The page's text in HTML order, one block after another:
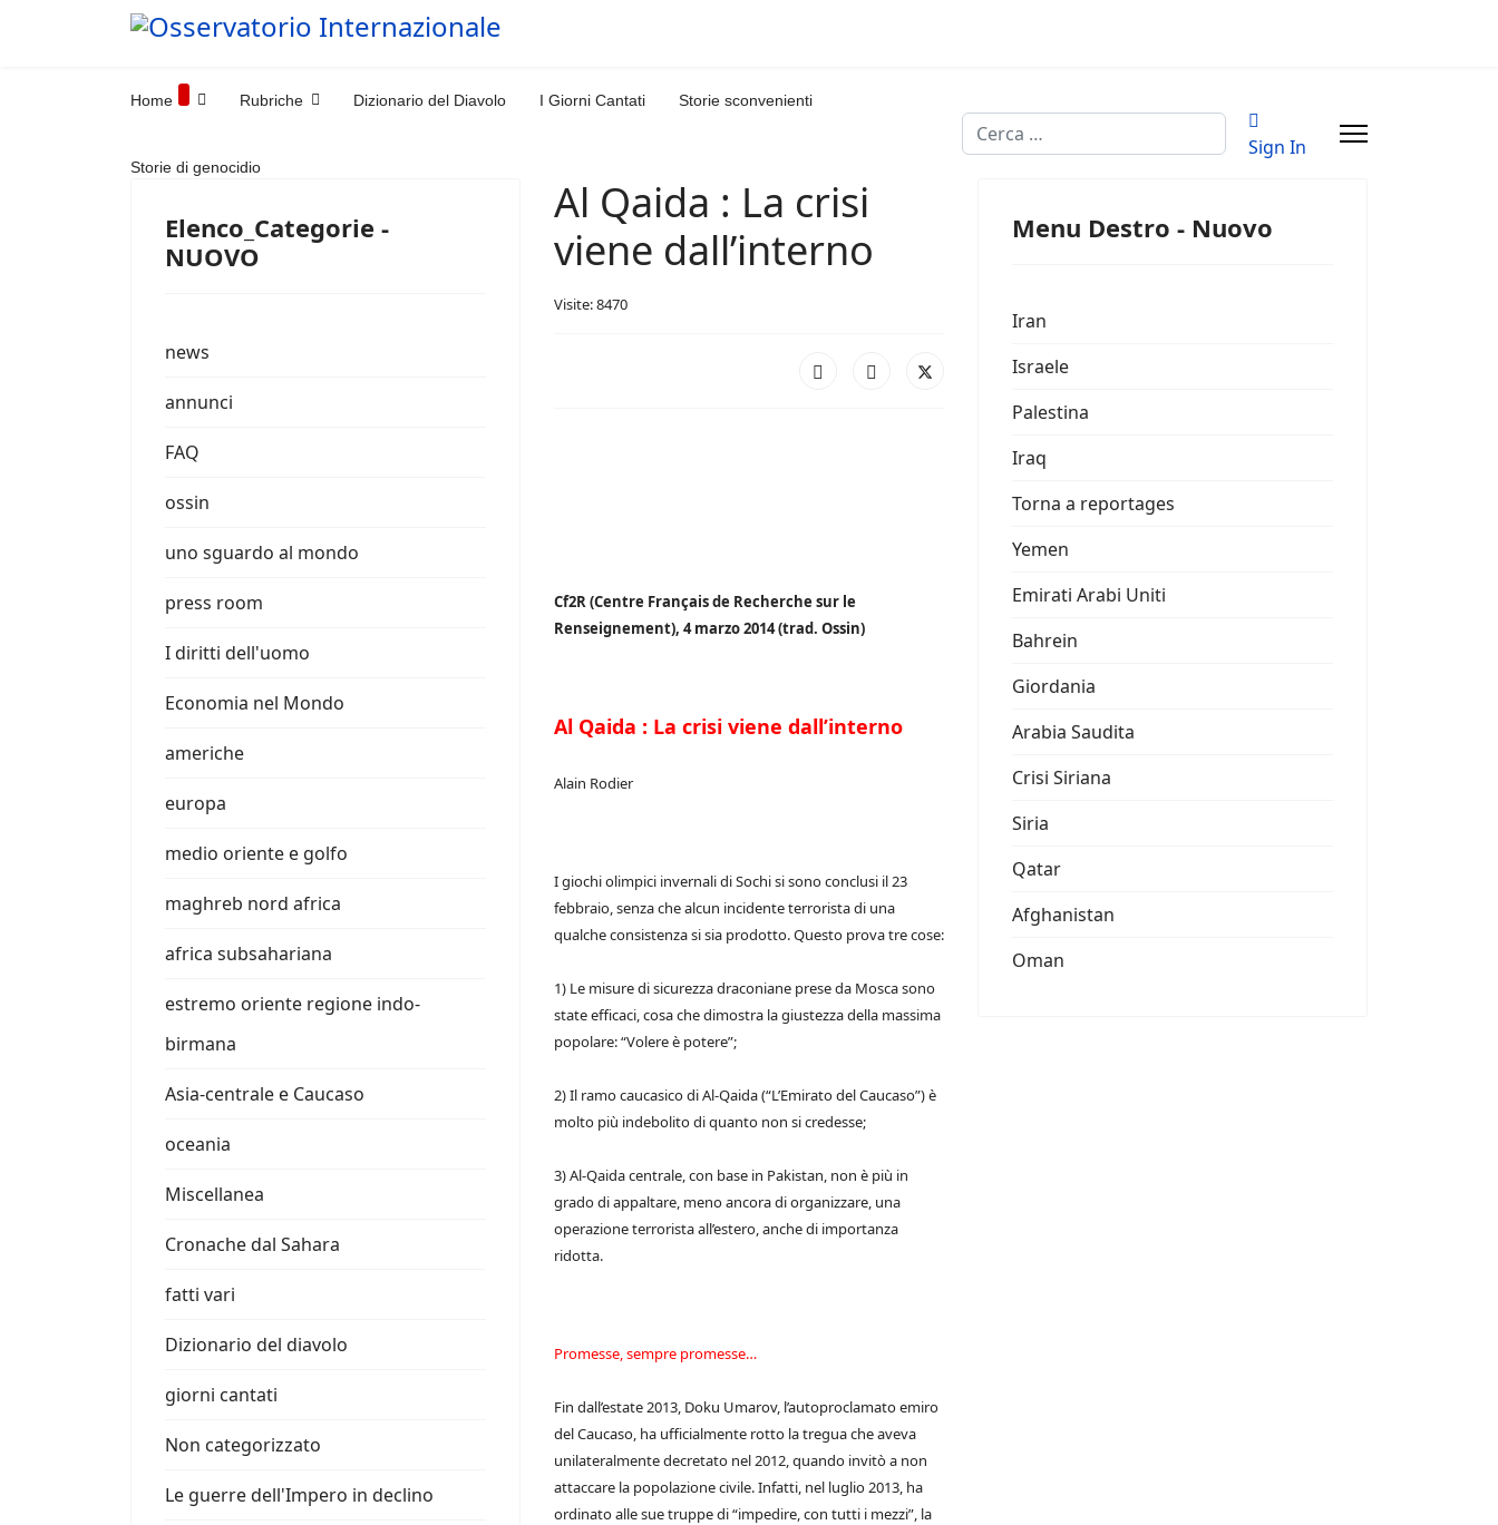
Home Rubriche Dizionario del Diavolo I Giorni Cantati Storie sconvenienti
Storie di genocidio
Cerca
Sign In
Elenco_Categorie -
NUOVO
news
annunci
FAQ
ossin
uno sguardo al mondo
press room
I diritti dell'uomo
Economia nel Mondo
americhe
europa
medio oriente e golfo
maghreb nord africa
africa subsahariana
estremo oriente regione indo-
birmana
Asia-centrale e Caucaso
oceania
Miscellanea
Cronache dal Sahara
fatti vari
Dizionario del diavolo
giorni cantati
Non categorizzato
Le guerre dell'Impero in declino
Al Qaida : La crisi
viene dall’interno
Visite: 8470
Cf2R (Centre Français de Recherche sur le
Renseignement), 4 marzo 2014 (trad. Ossin)
Al Qaida : La crisi viene dall’interno
Alain Rodier
I giochi olimpici invernali di Sochi si sono conclusi il 23
febbraio, senza che alcun incidente terrorista di una
qualche consistenza si sia prodotto. Questo prova tre cose:
1) Le misure di sicurezza draconiane prese da Mosca sono
state efficaci, cosa che dimostra la giustezza della massima
popolare: “Volere è potere”;
2) Il ramo caucasico di Al-Qaida (“L’Emirato del Caucaso”) è
molto più indebolito di quanto non si credesse;
3) Al-Qaida centrale, con base in Pakistan, non è più in
grado di appaltare, meno ancora di organizzare, una
operazione terrorista all’estero, anche di importanza
ridotta.
Promesse, sempre promesse…
Fin dall’estate 2013, Doku Umarov, l’autoproclamato emiro
del Caucaso, ha ufficialmente rotto la tregua che aveva
unilateralmente decretato nel 2012, quando invitò a non
attaccare la popolazione civile. Infatti, nel luglio 2013, ha
ordinato alle sue truppe di “impedire, con tutti i mezzi”, la
Menu Destro - Nuovo
Iran
Israele
Palestina
Iraq
Torna a reportages
Yemen
Emirati Arabi Uniti
Bahrein
Giordania
Arabia Saudita
Crisi Siriana
Siria
Qatar
Afghanistan
Oman